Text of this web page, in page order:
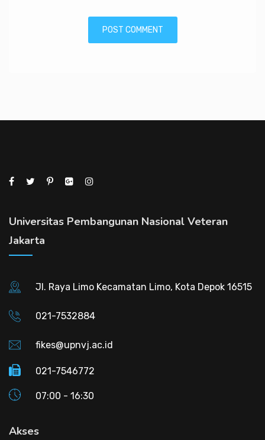
Universitas Pembangunan Nasional Veteran
Jakarta
Jl. Raya Limo Kecamatan Limo, Kota Depok 16515
021-7532884
fikes@upnvj.ac.id
021-7546772
07:00 - 16:30
Akses